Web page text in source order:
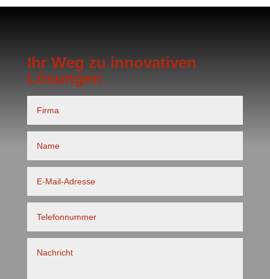
Ihr Weg zu innovativen
Lösungen